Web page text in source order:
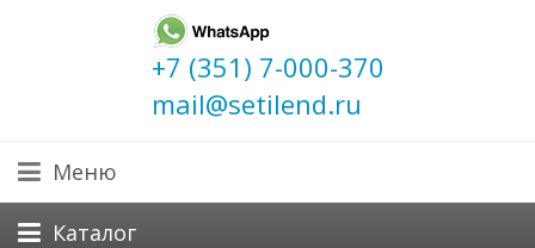
+7 (351) 7-000-370
mail@setilend.ru
Меню
Каталог